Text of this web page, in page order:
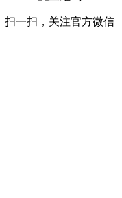
扫一扫，关注官方微信